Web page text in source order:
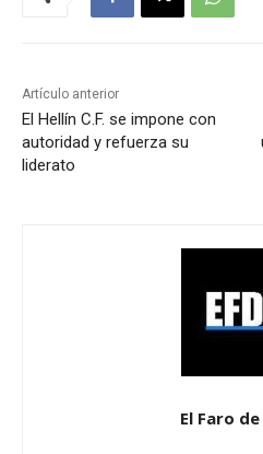
Artículo anterior
El Hellín C.F. se impone con
autoridad y refuerza su
liderato
El Faro